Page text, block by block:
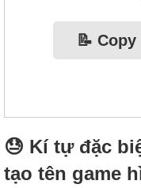
📝 Copy
😓 Kí tự đặc
tạo tên game